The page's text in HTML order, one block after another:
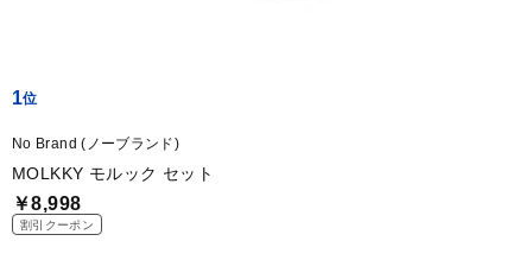
1
No Brand (ノーブランド)
MOLKKY モルック セット
￥8,998
割引クーポン